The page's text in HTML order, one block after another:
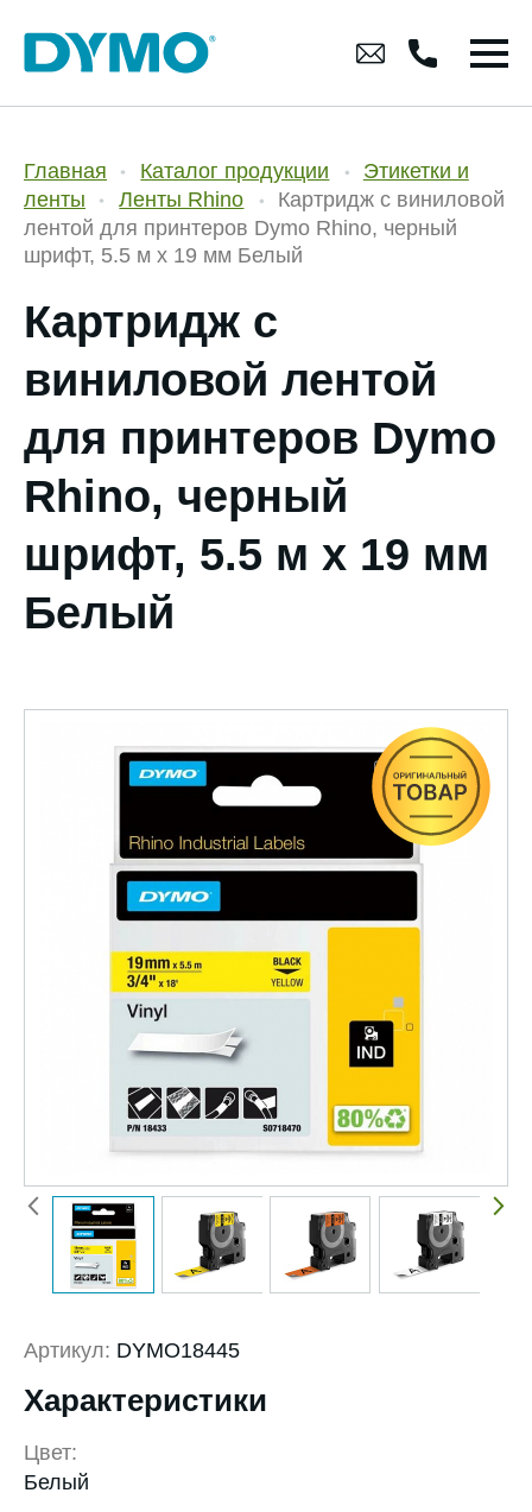
Главная Каталог продукции
Этикетки и
ленты
Ленты Rhino
Картридж c виниловой
лентой для принтеров Dymo Rhino, черный
шрифт, 5.5 м x 19 мм Белый
Картридж c
виниловой лентой
для принтеров Dymo
Rhino, черный
шрифт, 5.5 м x 19 мм
Белый
Артикул: DYMO18445
Характеристики
Цвет:
Белый